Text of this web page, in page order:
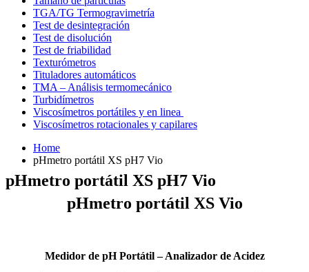
TGA/TG Termogravimetría
Test de desintegración
Test de disolución
Test de friabilidad
Texturómetros
Tituladores automáticos
TMA – Análisis termomecánico
Turbidímetros
Viscosímetros portátiles y en linea
Viscosímetros rotacionales y capilares
Home
pHmetro portátil XS pH7 Vio
pHmetro portátil XS pH7 Vio
pHmetro portátil XS Vio
Medidor de pH Portátil – Analizador de Acidez